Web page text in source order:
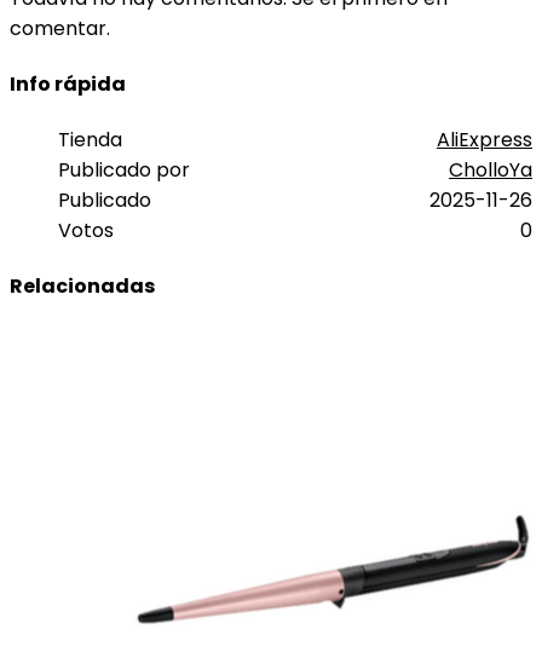
comentar.
Info rápida
Tienda
AliExpress
Publicado por
CholloYa
Publicado
2025-11-26
Votos
0
Relacionadas